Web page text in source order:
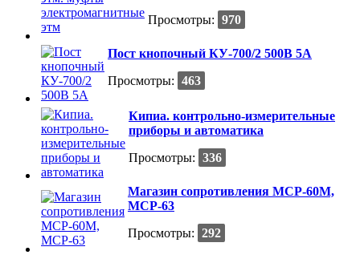
Просмотры: 970
Пост кнопочный КУ-700/2 500В 5А
Просмотры: 463
Кипиа. контрольно-измерительные
приборы и автоматика
Просмотры: 336
Магазин сопротивления МСР-60М,
МСР-63
Просмотры: 292